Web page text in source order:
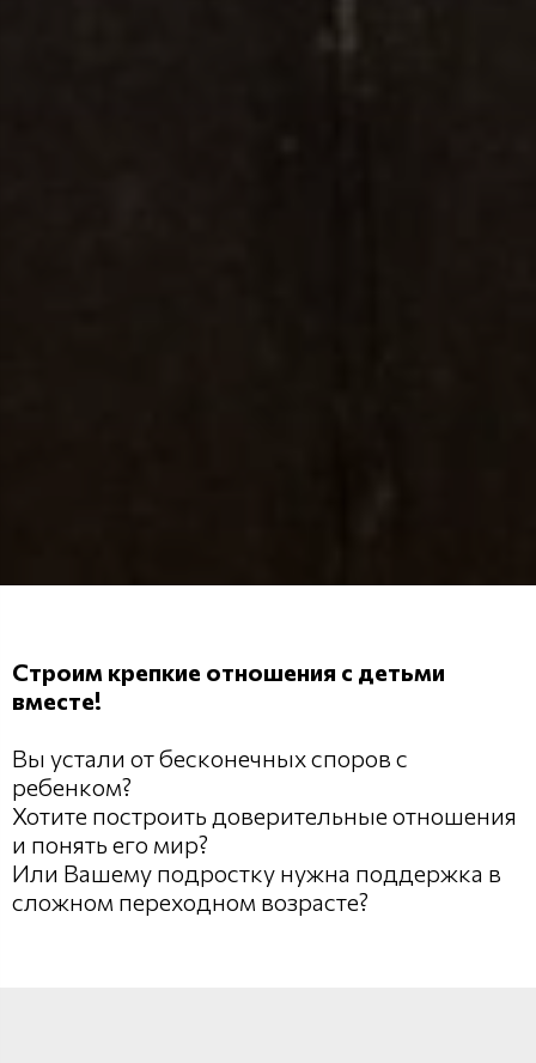
Строим крепкие отношения с детьми
вместе!
Вы устали от бесконечных споров с
ребенком?
Хотите построить доверительные отношения
и понять его мир?
Или Вашему подростку нужна поддержка в
сложном переходном возрасте?